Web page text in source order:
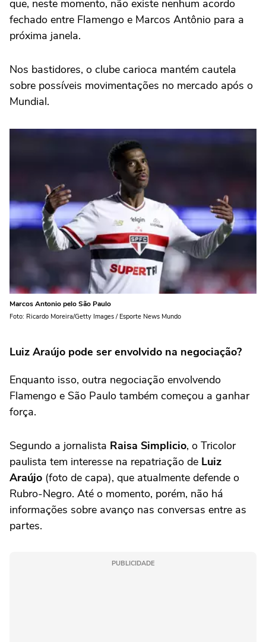
que, neste momento, não existe nenhum acordo
fechado entre Flamengo e Marcos Antônio para a
próxima janela.
Nos bastidores, o clube carioca mantém cautela
sobre possíveis movimentações no mercado após o
Mundial.
Marcos Antonio pelo São Paulo
Foto: Ricardo Moreira/Getty Images / Esporte News Mundo
Luiz Araújo pode ser envolvido na negociação?
Enquanto isso, outra negociação envolvendo
Flamengo e São Paulo também começou a ganhar
força.
Segundo a jornalista Raisa Simplicio, o Tricolor
paulista tem interesse na repatriação de Luiz
Araújo (foto de capa), que atualmente defende o
Rubro-Negro. Até o momento, porém, não há
informações sobre avanço nas conversas entre as
partes.
PUBLICIDADE